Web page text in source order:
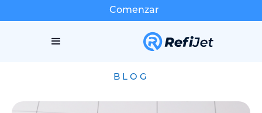
Comenzar
BLOG